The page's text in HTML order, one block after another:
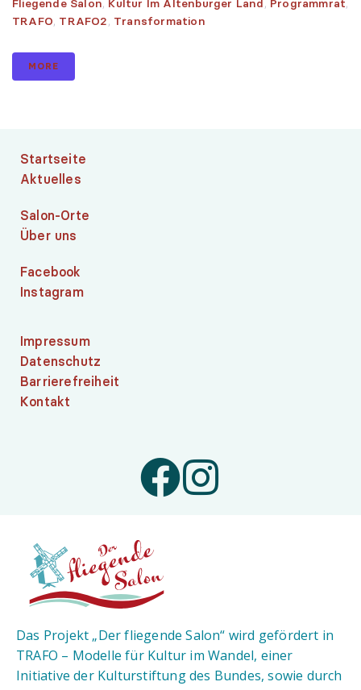
Fliegende Salon Kultur Im Altenburger Land Programmrat
TRAFO, TRAFO2, Transformation
MORE
Startseite
Aktuelles
Salon-Orte
Über uns
Facebook
Instagram
Impressum
Datenschutz
Barrierefreiheit
Kontakt
Das Projekt „Der fliegende Salon“ wird gefördert in
TRAFO – Modelle für Kultur im Wandel, einer
Initiative der Kulturstiftung des Bundes, sowie durch